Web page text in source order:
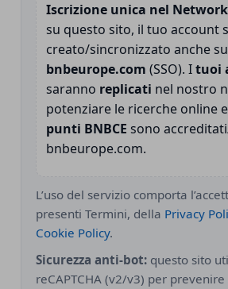
Iscrizione unica nel
su questo sito, il tuo account
creato/sincronizzato anche su
bnbeurope.com (SSO). Ituoi
saranno replicati nel nostro
potenziare le ricerche online
punti BNBCE sono
bnbeurope.com.
L’uso del servizio comporta
presenti Termini, della Privacy
Cookie Policy.
Sicurezza anti-bot: questo sito
reCAPTCHA (v2/v3) per